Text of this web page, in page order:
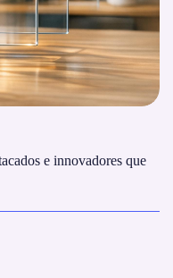
e innovadores que